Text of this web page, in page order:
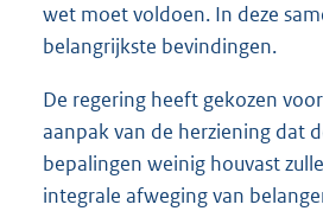
wet moet voldoen. In deze
belangrijkste bevindingen.
De regering heeft gekozen
aanpak van de herziening dat
bepalingen weinig houvast
integrale afweging van